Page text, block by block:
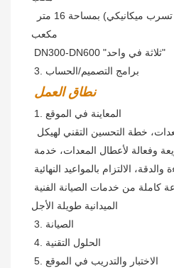
مكعب
DN300-DN600 "ثلاثة في واحد"
3. برامج التصميم/الحساب
نطاق العمل
1. المعاينة في الموقع
الميدانية طويلة الأجل
3. الصيانة
4. الحلول التقنية
5. الاختبار والتدريب في الموقع